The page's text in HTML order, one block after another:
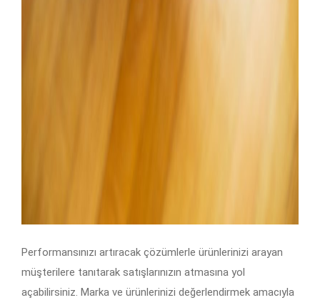
Performansınızı artıracak çözümlerle ürünlerinizi arayan
müşterilere tanıtarak satışlarınızın atmasına yol
açabilirsiniz. Marka ve ürünlerinizi değerlendirmek amacıyla